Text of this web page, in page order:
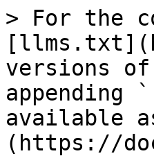
> For the
versions of
appending
available
(https://